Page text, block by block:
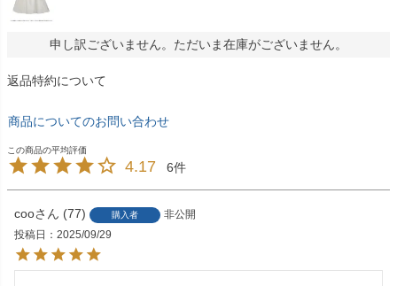
申し訳ございません。ただいま在庫がございません。
返品特約について
商品についてのお問い合わせ
4.17 6
coo 77 購入者
非公開
投稿日
2025/09/29